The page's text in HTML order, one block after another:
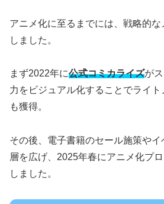
アニメ化に至るまでには、戦略的
しました。
まず2022年に公式コミカライズが
力をビジュアル化することでライ
も獲得。
その後、電子書籍のセール施策や
層を広げ、2025年春にアニメ化プ
しました。